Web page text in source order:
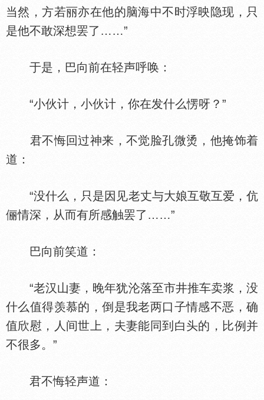
当然，方若丽亦在他的脑海中不时浮映隐现，只
是他不敢深想罢了……”
于是，巴向前在轻声呼唤：
“小伙计，小伙计，你在发什么愣呀？”
君不悔回过神来，不觉脸孔微烫，他掩饰着
道：
“没什么，只是因见老丈与大娘互敬互爱，伉
俪情深，从而有所感触罢了……”
巴向前笑道：
“老汉山妻，晚年犹沦落至市井推车卖浆，没
什么值得羡慕的，倒是我老两口子情感不恶，确
值欣慰，人间世上，夫妻能同到白头的，比例并
不很多。”
君不悔轻声道：